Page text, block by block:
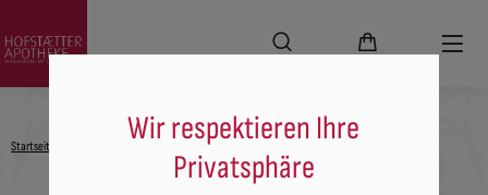
Startseite
Wir respektieren Ihre
Privatsphäre